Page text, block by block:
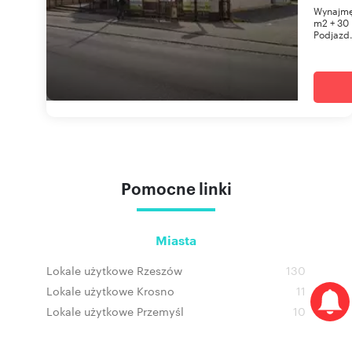
m2 +
Pomocne linki
Miasta
Lokale użytkowe Rzeszów
130
Lokale użytkowe Krosno
11
Lokale użytkowe Przemyśl
10